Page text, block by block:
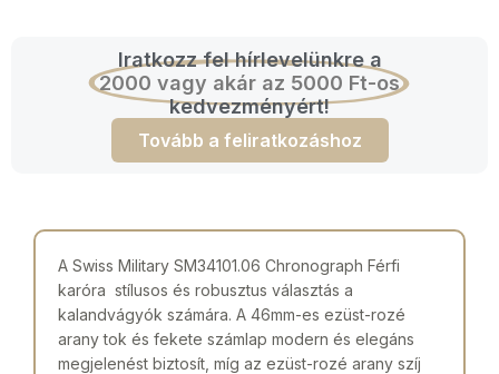
Iratkozz fel hírlevelünkre a
2000 vagy akár az 5000 Ft-os
kedvezményért!
Tovább a feliratkozáshoz
A Swiss Military SM34101.06 Chronograph Férfi
karóra stílusos és robusztus választás a
kalandvágyók számára. A 46mm-es ezüst-rozé
arany tok és fekete számlap modern és elegáns
megjelenést biztosít, míg az ezüst-rozé arany szíj